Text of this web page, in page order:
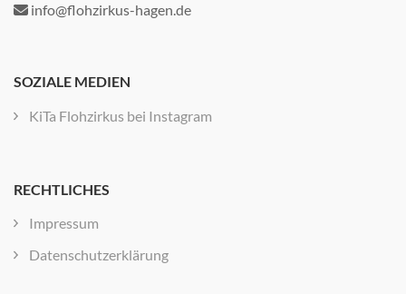
info@flohzirkus-hagen.de
SOZIALE MEDIEN
KiTa Flohzirkus bei Instagram
RECHTLICHES
Impressum
Datenschutzerklärung